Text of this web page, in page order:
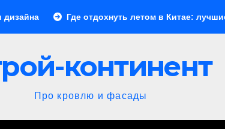
отдохнуть летом в Китае: лучшие направления
континент
Про кровлю и фасады